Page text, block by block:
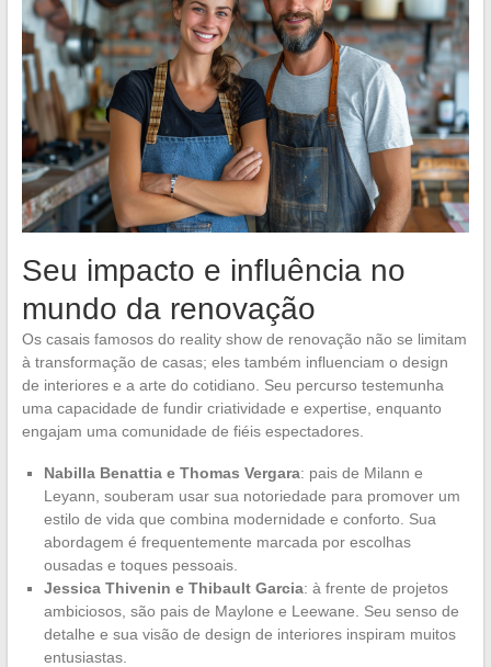
Seu impacto e influência no
mundo da renovação
Os casais famosos do reality show de renovação não se limitam
à transformação de casas; eles também influenciam o design
de interiores e a arte do cotidiano. Seu percurso testemunha
uma capacidade de fundir criatividade e expertise, enquanto
engajam uma comunidade de fiéis espectadores.
Nabilla Benattia e Thomas Vergara: pais de Milann e
Leyann, souberam usar sua notoriedade para promover um
estilo de vida que combina modernidade e conforto. Sua
abordagem é frequentemente marcada por escolhas
ousadas e toques pessoais.
Jessica Thivenin e Thibault Garcia: à frente de projetos
ambiciosos, são pais de Maylone e Leewane. Seu senso de
detalhe e sua visão de design de interiores inspiram muitos
entusiastas.